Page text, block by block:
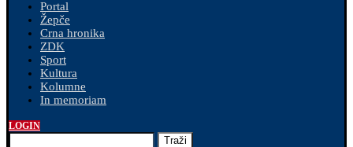
Portal
Žepče
Crna hronika
ZDK
Sport
Kultura
Kolumne
In memoriam
LOGIN
Traži